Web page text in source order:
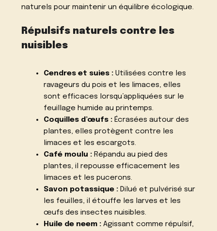
naturels pour maintenir un équilibre écologique.
Répulsifs naturels contre les
nuisibles
Cendres et suies :Utilisées contre les
ravageurs du pois et les limaces, elles
sont efficaces lorsqu’appliquées sur le
feuillage humide au printemps.
Coquilles d’œufs :Écrasées autour des
plantes, elles protègent contre les
limaces et les escargots.
Café moulu :Répandu au pied des
plantes, il repousse efficacement les
limaces et les pucerons.
Savon potassique :Dilué et pulvérisé sur
les feuilles, il étouffe les larves et les
œufs des insectes nuisibles.
Huile de neem :Agissant comme répulsif,